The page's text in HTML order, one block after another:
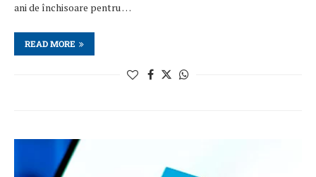
ani de închisoare pentru …
READ MORE